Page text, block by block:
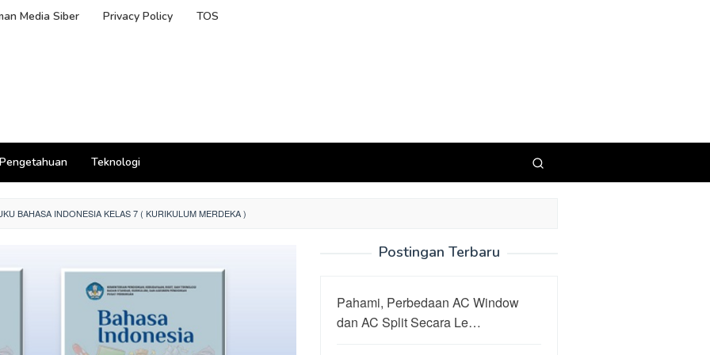
Media Siber Privacy Policy TOS
Pengetahuan Teknologi
BAHASA INDONESIA KELAS 7 ( KURIKULUM MERDEKA )
Postingan Terbaru
Pahami, Perbedaan AC Window
dan AC Split Secara Le…